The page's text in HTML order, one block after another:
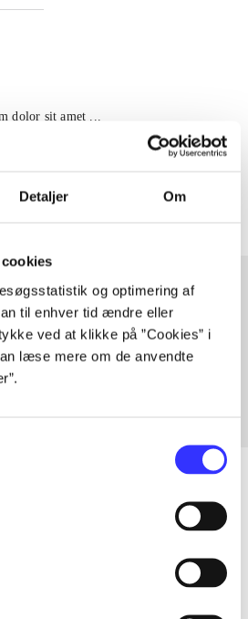
Detaljer Om
og optimering af
til enhver tid ændre eller
ved at klikke på ”Cookies” i
læse mere om de anvendte
dolor sit amet ...
emner